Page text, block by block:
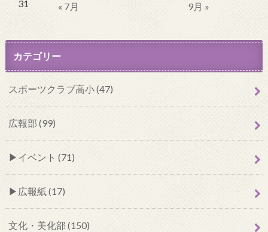
31
« 7月 9月 »
カテゴリー
スポーツクラブ高小 (47)
広報部 (99)
イベント (71)
広報紙 (17)
文化・美化部 (150)